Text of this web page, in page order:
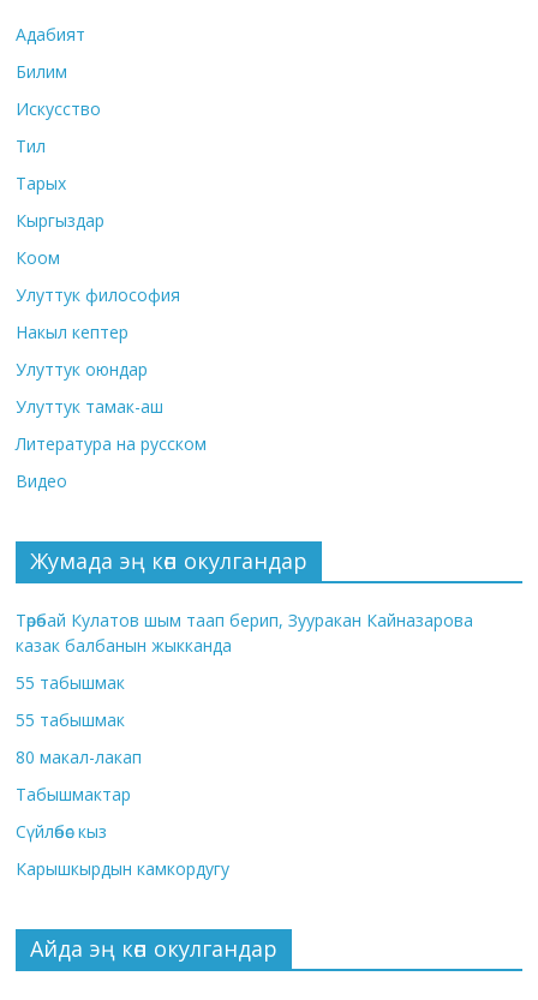
Адабият
Билим
Искусство
Тил
Тарых
Кыргыздар
Коом
Улуттук философия
Накыл кептер
Улуттук оюндар
Улуттук тамак-аш
Литература на русском
Видео
Жумада эң көп окулгандар
Төрөбай Кулатов шым таап берип, Зууракан Кайназарова
казак балбанын жыкканда
55 табышмак
55 табышмак
80 макал-лакап
Табышмактар
Сүйлөбөс кыз
Карышкырдын камкордугу
Айда эң көп окулгандар